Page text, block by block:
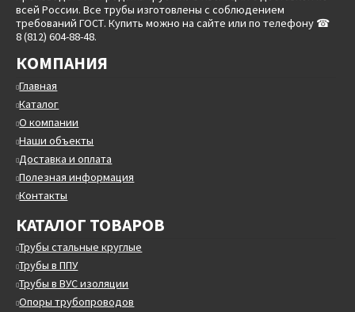
всей России. Все трубы изготовлены с соблюдением
требований ГОСТ. Купить можно на сайте или по телефону ☎
8 (812) 604-88-48.
КОМПАНИЯ
Главная
Каталог
О компании
Наши объекты
Доставка и оплата
Полезная информация
Контакты
КАТАЛОГ ТОВАРОВ
Трубы стальные круглые
Трубы в ППУ
Трубы в ВУС изоляции
Опоры трубопроводов